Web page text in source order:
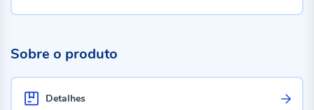
Sobre o produto
Detalhes